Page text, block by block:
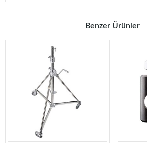
Benzer Ürünler